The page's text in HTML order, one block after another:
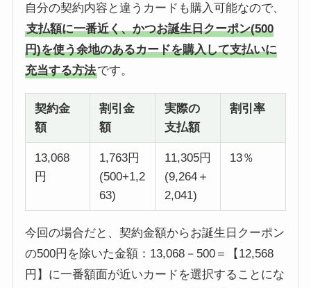
自分の契約内容と違うカードも購入可能なので、
支払額に一番近く、かつお誕生日クーポン(500
円)を使う余地のあるカードを購入して支払いに
充当する方法です。
契約金
額
割引金
額
実際の
支払額
割引率
13,068
円
1,763円
(500+1,2
63)
11,305円
(9,264＋
2,041)
13％
今回の場合だと、契約金額からお誕生日クーポン
の500円を除いた金額：13,068－500＝【12,568
円】に一番額面が近いカードを選択することにな